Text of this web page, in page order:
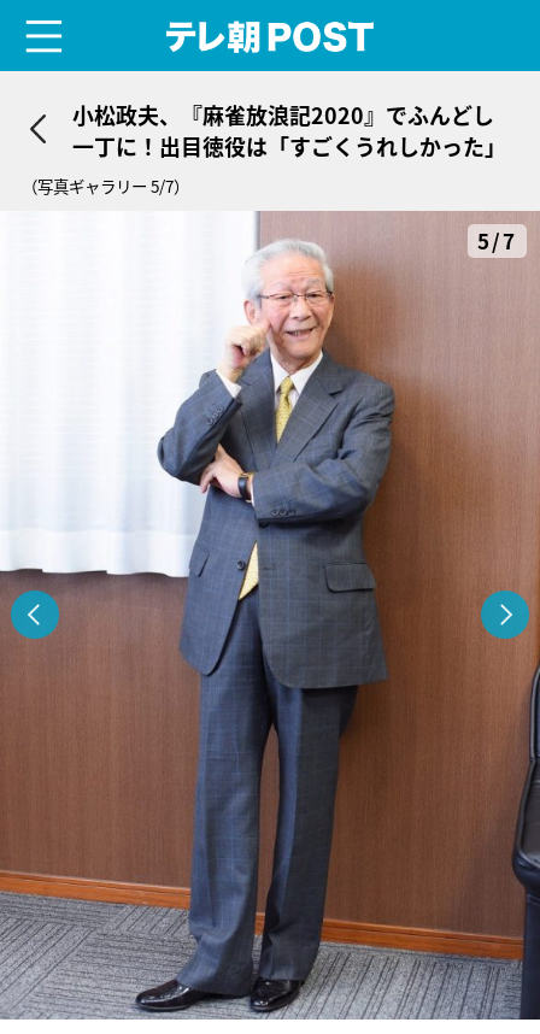
小松政夫、『麻雀放浪記2020』でふんどし
一丁に！出目徳役は「すごくうれしかった」
（写真ギャラリー 5/7）
5/7